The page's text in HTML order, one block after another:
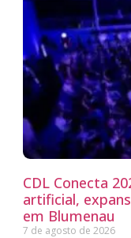
CDL Conecta
artificial,
em Blumenau
7 de agosto de 2026